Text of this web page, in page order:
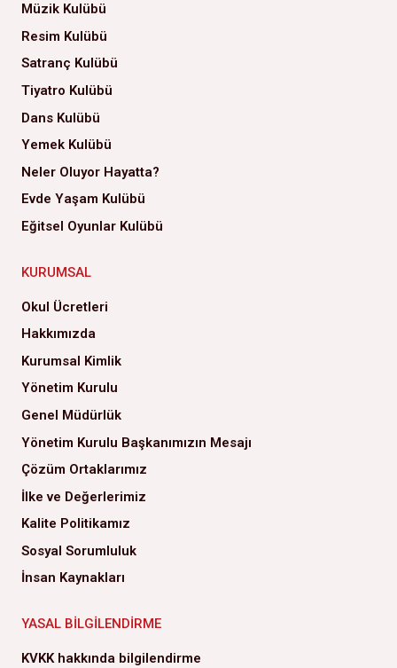
Müzik Kulübü
Resim Kulübü
Satranç Kulübü
Tiyatro Kulübü
Dans Kulübü
Yemek Kulübü
Neler Oluyor Hayatta?
Evde Yaşam Kulübü
Eğitsel Oyunlar Kulübü
KURUMSAL
Okul Ücretleri
Hakkımızda
Kurumsal Kimlik
Yönetim Kurulu
Genel Müdürlük
Yönetim Kurulu Başkanımızın Mesajı
Çözüm Ortaklarımız
İlke ve Değerlerimiz
Kalite Politikamız
Sosyal Sorumluluk
İnsan Kaynakları
YASAL BILGILENDIRME
KVKK hakkında bilgilendirme